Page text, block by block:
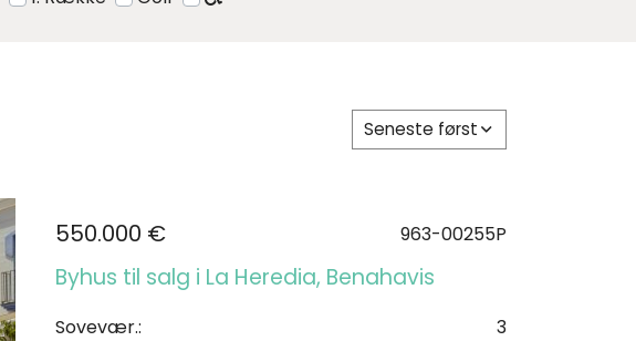
Seneste først
550.000 € 963-00255P
Byhus til salg i La Heredia, Benahavis
Sovevær.:
3